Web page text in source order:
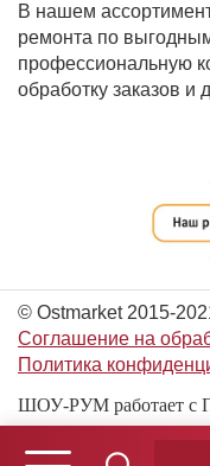
В нашем
ремонта по
профессиональную
обработку заказов и
© Ostmarket 2015-
Соглашение на
Политика
ШОУ-РУМ работает с